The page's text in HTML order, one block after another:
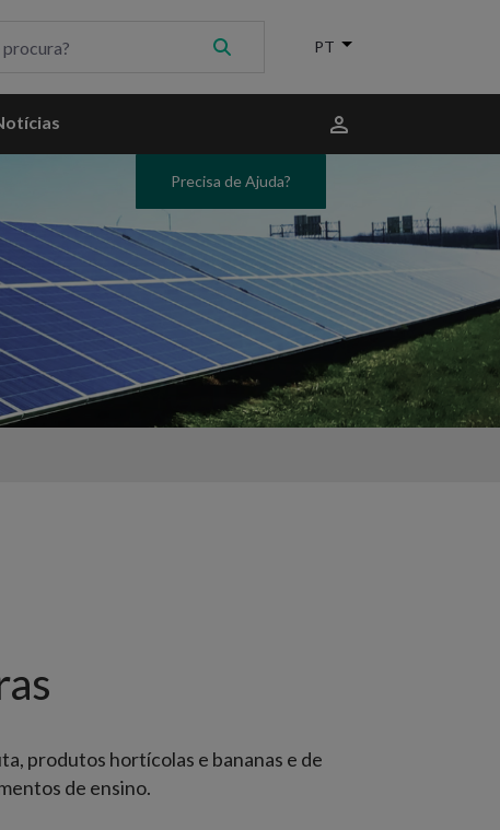
Menu
Precisa de Ajuda?
produtos hortícolas e bananas e de
de ensino.